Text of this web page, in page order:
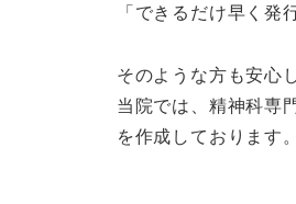
「できるだけ早く発
そのような方も安心
当院では、精神科専
を作成しております。